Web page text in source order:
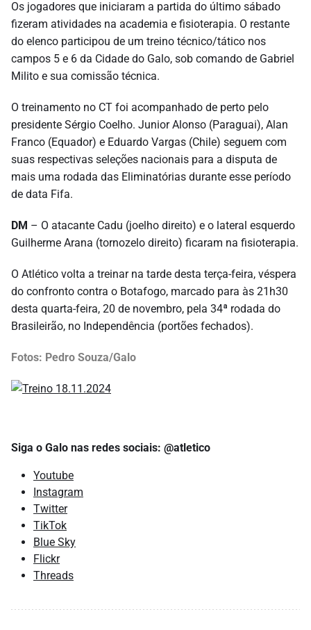
Os jogadores que iniciaram a partida do último sábado
fizeram atividades na academia e fisioterapia. O restante
do elenco participou de um treino técnico/tático nos
campos 5 e 6 da Cidade do Galo, sob comando de Gabriel
Milito e sua comissão técnica.
O treinamento no CT foi acompanhado de perto pelo
presidente Sérgio Coelho. Junior Alonso (Paraguai), Alan
Franco (Equador) e Eduardo Vargas (Chile) seguem com
suas respectivas seleções nacionais para a disputa de
mais uma rodada das Eliminatórias durante esse período
de data Fifa.
DM – O atacante Cadu (joelho direito) e o lateral esquerdo
Guilherme Arana (tornozelo direito) ficaram na fisioterapia.
O Atlético volta a treinar na tarde desta terça-feira, véspera
do confronto contra o Botafogo, marcado para às 21h30
desta quarta-feira, 20 de novembro, pela 34ª rodada do
Brasileirão, no Independência (portões fechados).
Fotos: Pedro Souza/Galo
Siga o Galo nas redes sociais: @atletico
Youtube
Instagram
Twitter
TikTok
Blue Sky
Flickr
Threads